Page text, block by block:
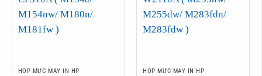
HỘP MỰC MÁY IN HP HỘP MỰC MÁY IN HP